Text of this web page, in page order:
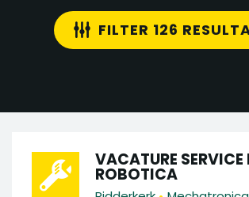
FILTER 126
VACATURE SERVICE
ROBOTICA